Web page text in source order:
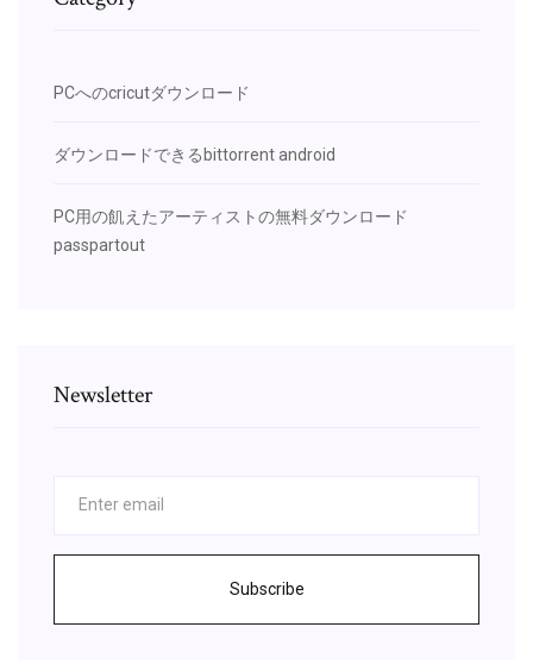
PCへのcricutダウンロード
ダウンロードできるbittorrent android
PC用の飢えたアーティストの無料ダウンロード
passpartout
Newsletter
Subscribe